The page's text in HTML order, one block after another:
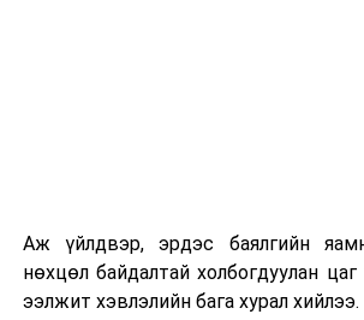
Засаг даргын “Зорилтот өрхийг
хангах” А/30, А/1274 дүгээр
2020 онд 7840 өрхөд
Аж үйлдвэр, эрдэс баялгийн
нөхцөл байдалтай холбогдуулан
ээлжит хэвлэлийн бага хурал хийлээ.